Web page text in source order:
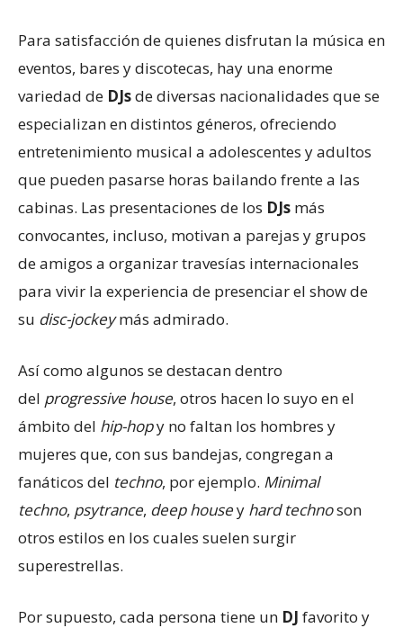
Para satisfacción de quienes disfrutan la música en
eventos, bares y discotecas, hay una enorme
variedad de DJsde diversas nacionalidades que se
especializan en distintos géneros, ofreciendo
entretenimiento musical a adolescentes y adultos
que pueden pasarse horas bailando frente a las
cabinas. Las presentaciones de los DJs más
convocantes, incluso, motivan a parejas y grupos
de amigos a organizar travesías internacionales
para vivir la experiencia de presenciar el show de
su disc-jockeymás admirado.
Así como algunos se destacan dentro
del progressive house, otros hacen lo suyo en el
ámbito del hip-hopy no faltan los hombres y
mujeres que, con sus bandejas, congregan a
fanáticos del techno, por ejemplo. Minimal
techno, psytrance, deep housey hard technoson
otros estilos en los cuales suelen surgir
superestrellas.
Por supuesto, cada persona tiene un DJ favorito y